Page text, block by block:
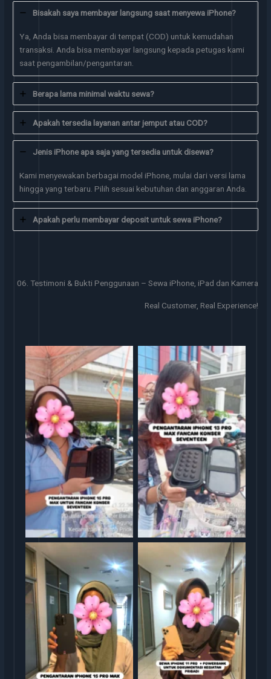
Bisakah saya membayar langsung saat menyewa iPhone?
Ya, Anda bisa membayar di tempat (COD) untuk kemudahan
transaksi. Anda bisa membayar langsung kepada petugas kami
saat pengambilan/pengantaran.
Berapa lama minimal waktu sewa?
Apakah tersedia layanan antar jemput atau COD?
Jenis iPhone apa saja yang tersedia untuk disewa?
Kami menyewakan berbagai model iPhone, mulai dari versi lama
hingga yang terbaru. Pilih sesuai kebutuhan dan anggaran Anda.
Apakah perlu membayar deposit untuk sewa iPhone?
06. Testimoni & Bukti Penggunaan – Sewa iPhone, iPad dan Kamera
Real Customer, Real Experience!
Sewa iphone Sewa iphone jakarta
Sewa iphone jakarta Sewa iphone jakarta